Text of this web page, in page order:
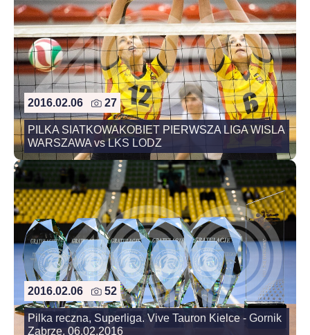
2016.02.06 27
PILKA SIATKOWAKOBIET PIERWSZA LIGA WISLA
WARSZAWA vs LKS LODZ
2016.02.06 52
Pilka reczna, Superliga. Vive Tauron Kielce - Gornik
Zabrze. 06.02.2016